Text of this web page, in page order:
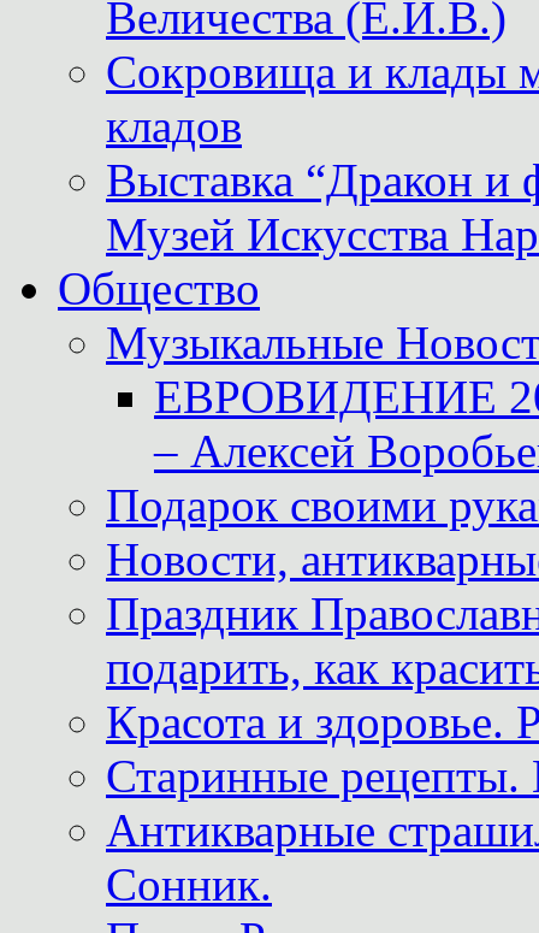
Величества (Е.И.В.)
Сокровища и клады
кладов
Выставка “Дракон и
Музей Искусства
Общество
Музыкальные
ЕВРОВИДЕНИЕ
– Алексей
Подарок своими
Новости,
Праздник
подарить, как
Красота и здоровье.
Старинные рецепты.
Антикварные
Сонник.